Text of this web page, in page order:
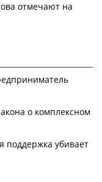
отмечают на
о комплексном
поддержка убивает